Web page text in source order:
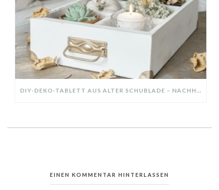
DIY-DEKO-TABLETT AUS ALTER SCHUBLADE – NACHHALTIGE HERBSTDEKO SELBER MACHEN!
EINEN KOMMENTAR HINTERLASSEN